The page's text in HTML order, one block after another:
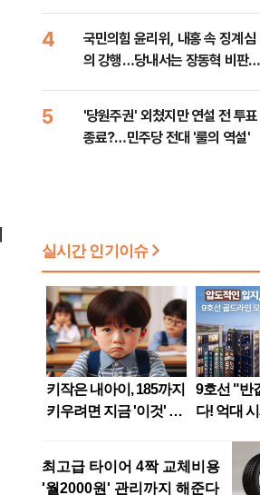
4
국민의힘 윤리위, 내홍 속 징계심
의 강행…당내서는 장동혁 비판
5
'당원주권' 외쳤지만 연설 전 투표
종료?…민주당 전대 '룰의 역설'